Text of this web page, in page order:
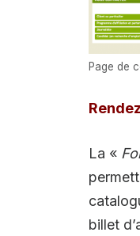
Page de
La «
billet